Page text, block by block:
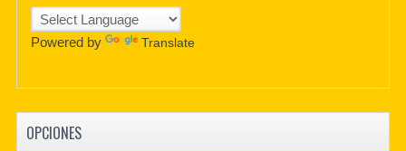
Powered by Translate
OPCIONES